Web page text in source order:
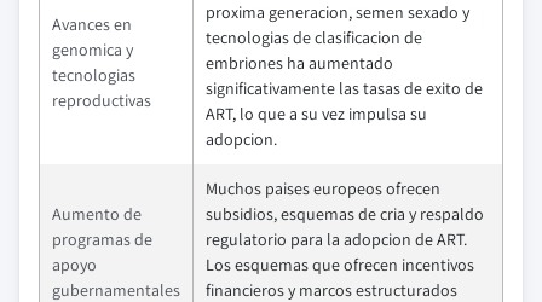
Avances en
genomica y
tecnologias
reproductivas
proxima generacion, semen sexado y
tecnologias de clasificacion de
embriones ha aumentado
significativamente las tasas de exito de
ART, lo que a su vez impulsa su
adopcion.
Aumento de
programas de
apoyo
gubernamentales
Muchos paises europeos ofrecen
subsidios, esquemas de cria y respaldo
regulatorio para la adopcion de ART.
Los esquemas que ofrecen incentivos
financieros y marcos estructurados